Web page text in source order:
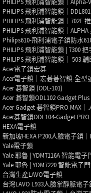
PHILIPS 飛利浦智能鎖｜
PHILIPS 飛利浦智能鎖｜
PHILIPS 飛利浦智能鎖｜702E
PHILIPS 飛利浦智能鎖｜
Philips610-飛利浦電子鎖防水
PHILIPS 飛利浦智能鎖 | 7300
PHILIPS 飛利浦智能鎖｜ 503
Acer電子鎖宏碁
Acer電子鎖｜宏碁碁智鎖-全型
Acer 碁智鎖 (ODL-101)
Acer 碁智鎖ODL102 Gadget
Acer Gadget 碁智鎖PRO MAX
Acer碁智鎖ODL104-Gadget
HEXA電子鎖
新加坡HEXA P200人臉電子鎖
Yale電子鎖
Yale 耶魯 | YDM7116A 智能電子
Yale 耶魯 | YDM7220 智能電子
台灣生產LAVO電子鎖
台灣LAVO L933人臉掌靜脈電